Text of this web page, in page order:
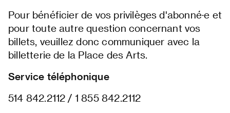
Pour bénéficier de vos privilèges d'abonné·e et
pour toute autre question concernant vos
billets, veuillez donc communiquer avec la
billetterie de la Place des Arts.
Service téléphonique
514 842.2112 / 1 855 842.2112